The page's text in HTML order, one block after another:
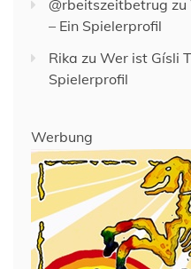
@rbeitszeitbetrug zu
– Ein Spielerprofil
Rika zu Wer ist Gísli
Spielerprofil
Werbung